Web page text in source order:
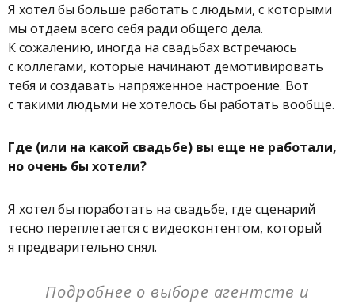
Я хотел бы больше работать с людьми, с которыми
мы отдаем всего себя ради общего дела.
К сожалению, иногда на свадьбах встречаюсь
с коллегами, которые начинают демотивировать
тебя и создавать напряженное настроение. Вот
с такими людьми не хотелось бы работать вообще.
Где (или на какой свадьбе) вы еще не работали,
но очень бы хотели?
Я хотел бы поработать на свадьбе, где сценарий
тесно переплетается с видеоконтентом, который
я предварительно снял.
Подробнее о выборе агентств и